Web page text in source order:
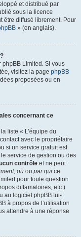
et distribué par
sous la licence
être diffusé librement. Pour
» (en anglais).
Limited. Si vous
visitez la page phpBB
proposées ou en
concernant ce
liste « L’équipe du
avec le propriétaire
si un service gratuit est
service de gestion ou des
contrôle et ne peut
, où ou par qui ce
pour toute question
diffamatoires, etc.)
au logiciel phpBB lui-
à propos de l’utilisation
attendre à une réponse